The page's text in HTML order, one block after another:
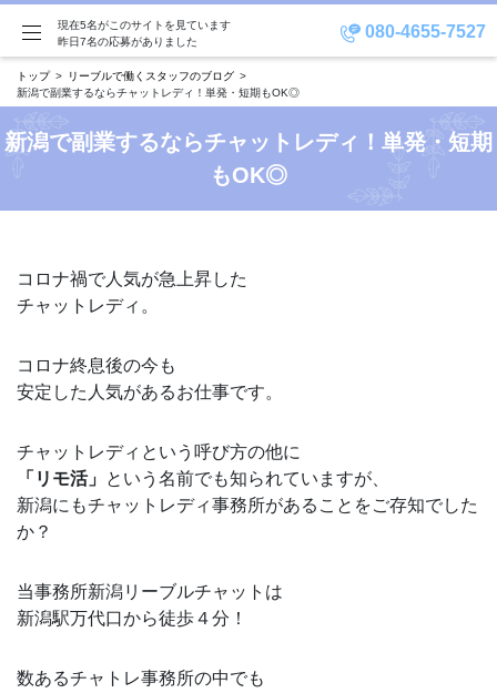
080-4655-7527
現在5名がこのサイトを見ています
昨日7名の応募がありました
トップ
リーブルで働くスタッフのブログ
新潟で副業するならチャットレディ！単発・短期もOK◎
新潟で副業するならチャットレディ！単発・短期
もOK◎
コロナ禍で人気が急上昇した
チャットレディ。
コロナ終息後の今も
安定した人気があるお仕事です。
チャットレディという呼び方の他に
「リモ活」 という名前でも知られていますが、
新潟にもチャットレディ事務所があることをご存知でした
か？
当事務所新潟リーブルチャットは
新潟駅万代口から徒歩４分！
数あるチャトレ事務所の中でも